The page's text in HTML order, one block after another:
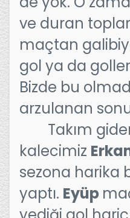
ve duran
maçtan
gol ya da
Bizde bu
arzulanan
Takım
kalecimiz
sezona harika
yaptı. Eyüp